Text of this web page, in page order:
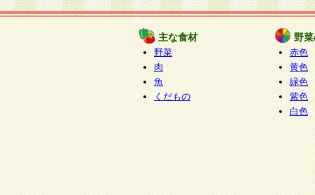
主な食材
野菜
肉
魚
くだもの
野
赤色
黄色
緑色
紫色
白色